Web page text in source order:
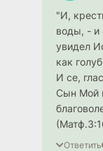
"И,
воды, - и
увидел
как
И се,
Сын Мой
Ответить